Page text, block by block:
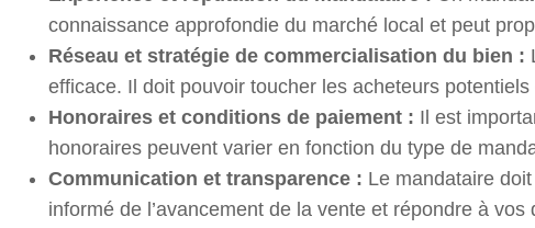
connaissance approfondie du marché local et peut
Réseau et stratégie de commercialisation du bien :
efficace. Il doit pouvoir toucher les acheteurs
Honoraires et conditions de paiement : Il est
honoraires peuvent varier en fonction du type de
Communication et transparence : Le mandataire
informé de l’avancement de la vente et répondre à vos